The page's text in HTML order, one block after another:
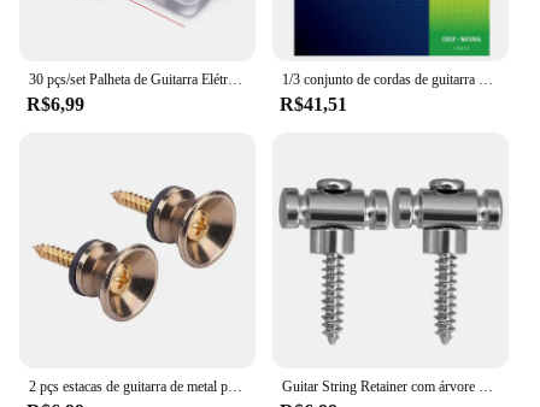
30 pçs/set Palheta de Guitarra Elétrica Palhetas de Música Acústica Plectrum Acessórios para Guitarra
R$6,99
1/3 conjunto de cordas de guitarra acústica elixir para reprodução elétrica música popular rock 80/20 bronze níquel 16052 16027 acessório de guitarra
R$41,51
2 pçs estacas de guitarra de metal para folk ukulele cinta fivela botão final pinos de bloqueio instrumentos cordas acessórios Guitar String Retainer com árvore Parafuso, Acessório Guitarra Elétrica, prata, preto, dourado, 2pcs